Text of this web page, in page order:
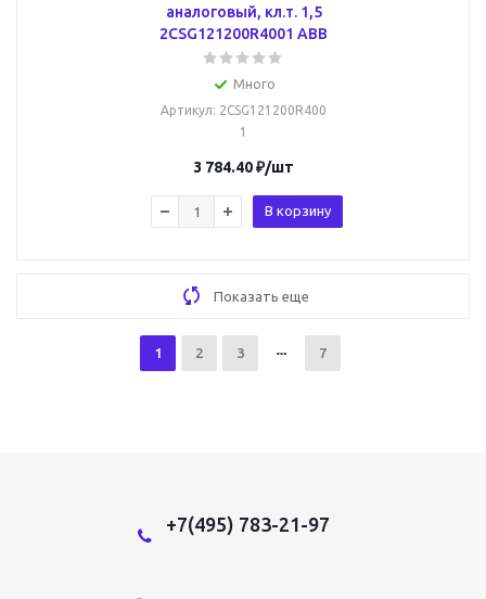
аналоговый, кл.т. 1,5
2CSG121200R4001 ABB
Много
Артикул: 2CSG121200R400
1
3 784.40₽/шт
В корзину
Показать еще
1 2 3 7
+7(495) 783-21-97